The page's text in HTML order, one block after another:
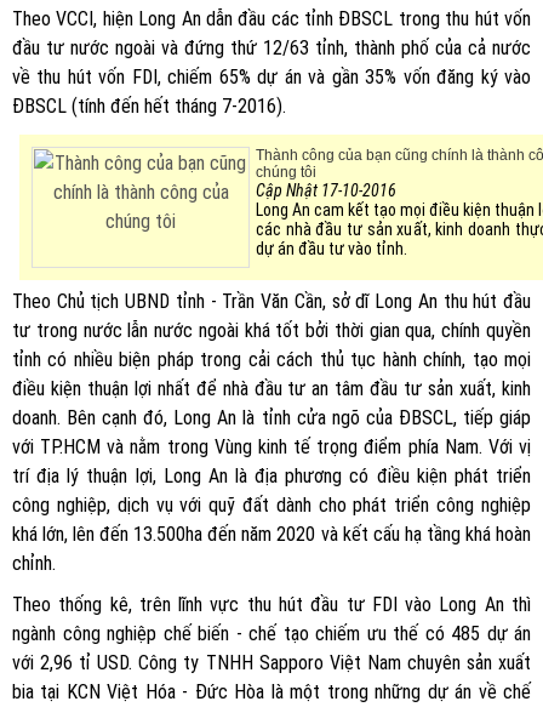
Theo VCCI, hiện Long An dẫn đầu các tỉnh ĐBSCL trong thu hút vốn
đầu tư nước ngoài và đứng thứ 12/63 tỉnh, thành phố của cả nước
về thu hút vốn FDI, chiếm 65% dự án và gần 35% vốn đăng ký vào
ĐBSCL (tính đến hết tháng 7-2016).
Thành công của bạn cũng chính là thành
chúng tôi
Cập Nhật 17-10-2016
Long An cam kết tạo mọi điều kiện thuận
các nhà đầu tư sản xuất, kinh doanh
dự án đầu tư vào tỉnh.
Theo Chủ tịch UBND tỉnh - Trần Văn Cần, sở dĩ Long An thu hút đầu
tư trong nước lẫn nước ngoài khá tốt bởi thời gian qua, chính quyền
tỉnh có nhiều biện pháp trong cải cách thủ tục hành chính, tạo mọi
điều kiện thuận lợi nhất để nhà đầu tư an tâm đầu tư sản xuất, kinh
doanh. Bên cạnh đó, Long An là tỉnh cửa ngõ của ĐBSCL, tiếp giáp
với TP.HCM và nằm trong Vùng kinh tế trọng điểm phía Nam. Với vị
trí địa lý thuận lợi, Long An là địa phương có điều kiện phát triển
công nghiệp, dịch vụ với quỹ đất dành cho phát triển công nghiệp
khá lớn, lên đến 13.500ha đến năm 2020 và kết cấu hạ tầng khá hoàn
chỉnh.
Theo thống kê, trên lĩnh vực thu hút đầu tư FDI vào Long An thì
ngành công nghiệp chế biến - chế tạo chiếm ưu thế có 485 dự án
với 2,96 tỉ USD. Công ty TNHH Sapporo Việt Nam chuyên sản xuất
bia tại KCN Việt Hóa - Đức Hòa là một trong những dự án về chế